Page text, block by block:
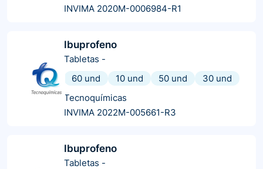
INVIMA 2020M-0006984-R1
Ibuprofeno
Tabletas -
60 und
10 und 50 und
30 und
Tecnoquímicas
INVIMA 2022M-005661-R3
Ibuprofeno
Tabletas -